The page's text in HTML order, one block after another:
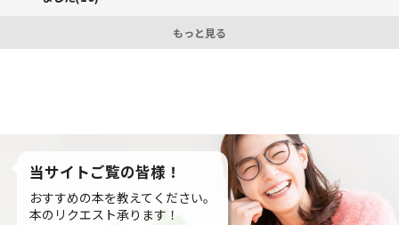
もっと見る
当サイトご覧の皆様！
おすすめの本を教えてください。
本のリクエスト承ります！